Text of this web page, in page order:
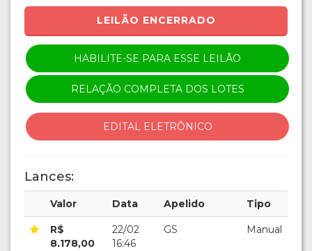
LEILÃO ENCERRADO
HABILITE-SE PARA ESSE LEILÃO
RELAÇÃO COMPLETA DOS LOTES
EDITAL ELETRÔNICO
Lances:
Valor Data Apelido Tipo
R$
8.178,00
22/02
16:46
GS Manual